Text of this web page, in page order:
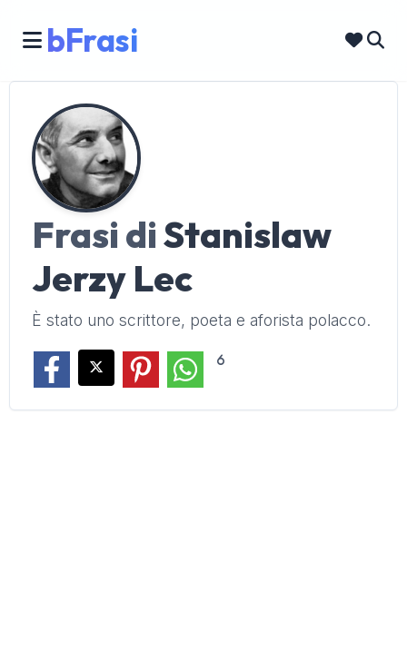
bFrasi
Frasi diStanislaw
Jerzy Lec
È stato uno scrittore, poeta e aforista polacco.
6